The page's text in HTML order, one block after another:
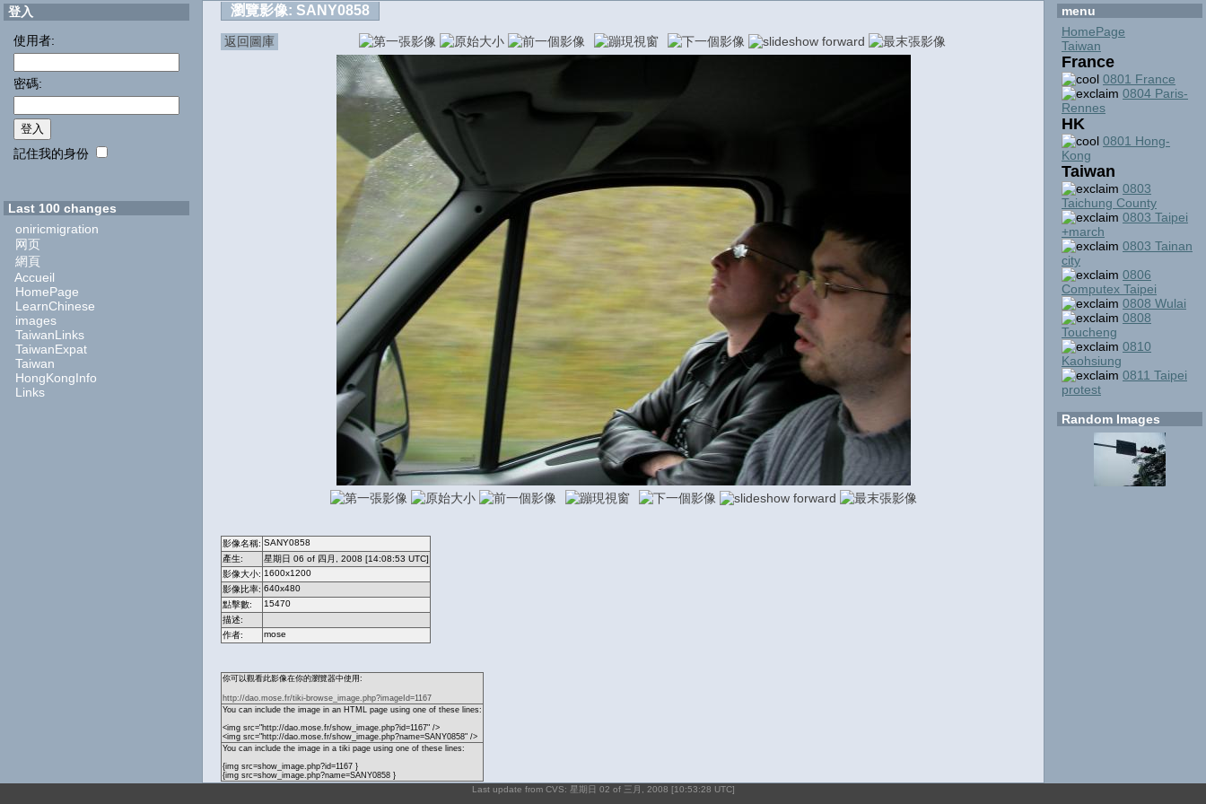
登入
使用者:
密碼:
記住我的身份
Last 100 changes
oniricmigration
网页
網頁
Accueil
HomePage
LearnChinese
images
TaiwanLinks
TaiwanExpat
Taiwan
HongKongInfo
Links
瀏覽影像: SANY0858
返回圖庫
影像名稱: SANY0858
產生:
星期日 06 of 四月, 2008 [14:08:53 UTC]
影像大小: 1600x1200
影像比率: 640x480
點擊數:
15470
描述:
作者:
mose
你可以觀看此影像在你的瀏覽器中使用:
http://dao.mose.fr/tiki-browse_image.php?imageId=1167
You can include the image in an HTML page using one of these lines:
<img src="http://dao.mose.fr/show_image.php?id=1167" />
<img src="http://dao.mose.fr/show_image.php?name=SANY0858" />
You can include the image in a tiki page using one of these lines:
{img src=show_image.php?id=1167 }
{img src=show_image.php?name=SANY0858 }
menu
HomePage
Taiwan
France
0801 France
0804 Paris-
Rennes
HK
0801 Hong-
Kong
Taiwan
0803
Taichung County
0803 Taipei
+march
0803 Tainan
city
0806
Computex Taipei
0808 Wulai
0808
Toucheng
0810
Kaohsiung
0811 Taipei
protest
Random Images
Last update from CVS: 星期日 02 of 三月, 2008 [10:53:28 UTC]